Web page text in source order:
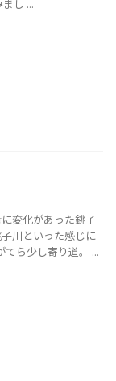
し ...
変化があった銚子
川といった感じに
ら少し寄り道。 ...